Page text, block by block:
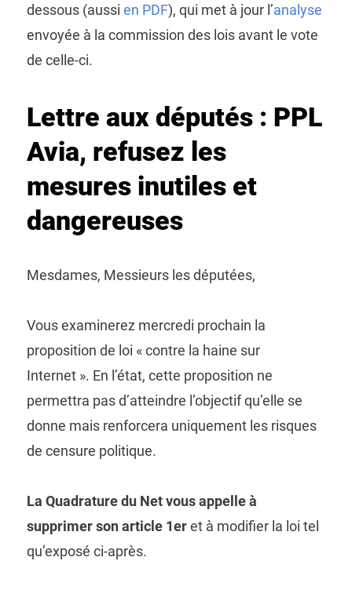
dessous (aussi en PDF), qui met à jour l’analyse
envoyée à la commission des lois avant le vote
de celle-ci.
Lettre aux députés : PPL
Avia, refusez les
mesures inutiles et
dangereuses
Mesdames, Messieurs les députées,
Vous examinerez mercredi prochain la
proposition de loi « contre la haine sur
Internet ». En l’état, cette proposition ne
permettra pas d’atteindre l’objectif qu’elle se
donne mais renforcera uniquement les risques
de censure politique.
La Quadrature du Net vous appelle à
supprimer son article 1eret à modifier la loi tel
qu’exposé ci-après.